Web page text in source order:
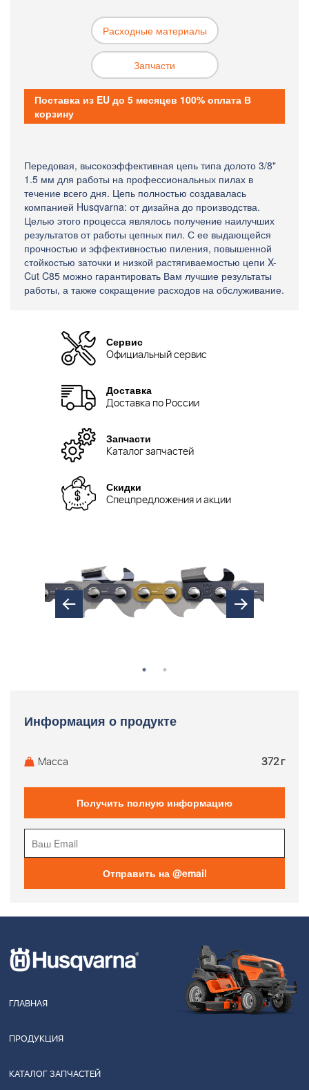
Передовая, высокоэффективная цепь типа долото 3/8"
1.5 мм для работы на профессиональных пилах в
течение всего дня. Цепь полностью создавалась
компанией Husqvarna: от дизайна до производства.
Целью этого процесса являлось получение наилучших
результатов от работы цепных пил. С ее выдающейся
прочностью и эффективностью пиления, повышенной
стойкостью заточки и низкой растягиваемостью цепи X-
Cut C85 можно гарантировать Вам лучшие результаты
работы, а также сокращение расходов на обслуживание.
Расходные материалы
Запчасти
Поставка из EU до 5 месяцев 100% оплата В
корзину
Сервис
Официальный сервис
Доставка
Доставка по России
Запчасти
Каталог запчастей
Скидки
Спецпредложения и акции
Информация о продукте
Масса 372 г
Получить полную информацию
Отправить на @email
ГЛАВНАЯ
ПРОДУКЦИЯ
КАТАЛОГ ЗАПЧАСТЕЙ